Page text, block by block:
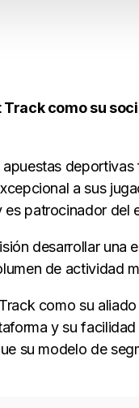
Track como su
a sus
es patrocinador del
desarrollar una
de actividad
como su
y su
su modelo de